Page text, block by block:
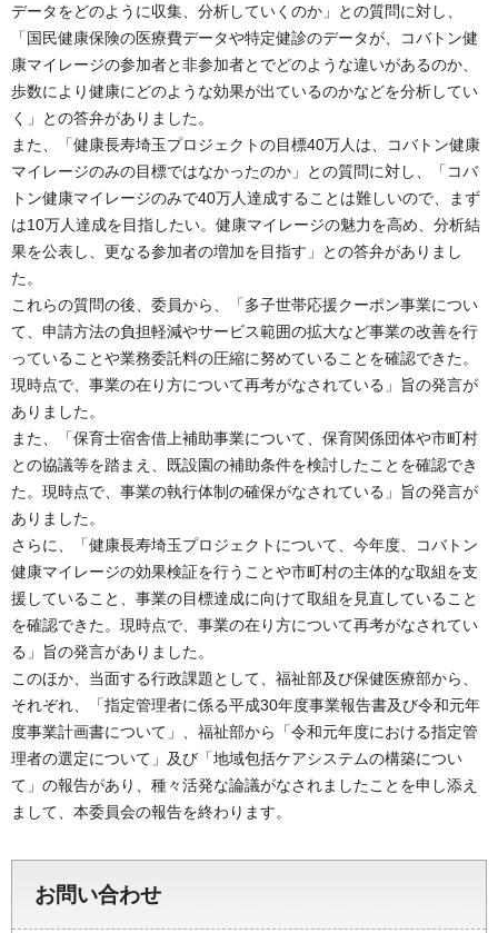
データをどのように収集、分析していくのか」との質問に対し、
「国民健康保険の医療費データや特定健診のデータが、コバトン健
康マイレージの参加者と非参加者とでどのような違いがあるのか、
歩数により健康にどのような効果が出ているのかなどを分析してい
く」との答弁がありました。
また、「健康長寿埼玉プロジェクトの目標40万人は、コバトン健康
マイレージのみの目標ではなかったのか」との質問に対し、「コバ
トン健康マイレージのみで40万人達成することは難しいので、まず
は10万人達成を目指したい。健康マイレージの魅力を高め、分析結
果を公表し、更なる参加者の増加を目指す」との答弁がありまし
た。
これらの質問の後、委員から、「多子世帯応援クーポン事業につい
て、申請方法の負担軽減やサービス範囲の拡大など事業の改善を行
っていることや業務委託料の圧縮に努めていることを確認できた。
現時点で、事業の在り方について再考がなされている」旨の発言が
ありました。
また、「保育士宿舎借上補助事業について、保育関係団体や市町村
との協議等を踏まえ、既設園の補助条件を検討したことを確認でき
た。現時点で、事業の執行体制の確保がなされている」旨の発言が
ありました。
さらに、「健康長寿埼玉プロジェクトについて、今年度、コバトン
健康マイレージの効果検証を行うことや市町村の主体的な取組を支
援していること、事業の目標達成に向けて取組を見直していること
を確認できた。現時点で、事業の在り方について再考がなされてい
る」旨の発言がありました。
このほか、当面する行政課題として、福祉部及び保健医療部から、
それぞれ、「指定管理者に係る平成30年度事業報告書及び令和元年
度事業計画書について」、福祉部から「令和元年度における指定管
理者の選定について」及び「地域包括ケアシステムの構築につい
て」の報告があり、種々活発な論議がなされましたことを申し添え
まして、本委員会の報告を終わります。
お問い合わせ